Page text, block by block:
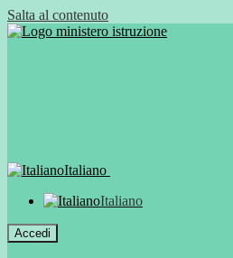
Salta al contenuto
Italiano
Italiano
Accedi